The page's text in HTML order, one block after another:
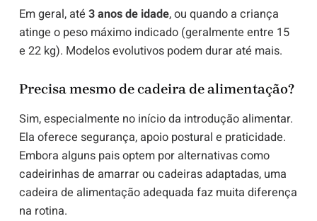
Em geral, até 3 anos de idade, ou quando a criança
atinge o peso máximo indicado (geralmente entre 15
e 22 kg). Modelos evolutivos podem durar até mais.
Precisa mesmo de cadeira de alimentação?
Sim, especialmente no início da introdução alimentar.
Ela oferece segurança, apoio postural e praticidade.
Embora alguns pais optem por alternativas como
cadeirinhas de amarrar ou cadeiras adaptadas, uma
cadeira de alimentação adequada faz muita diferença
na rotina.